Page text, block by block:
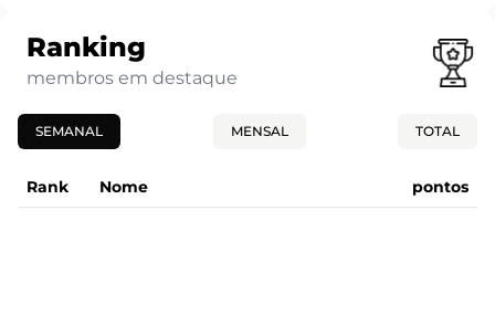
Ranking
membros em destaque
SEMANAL MENSAL TOTAL
Rank Nome pontos